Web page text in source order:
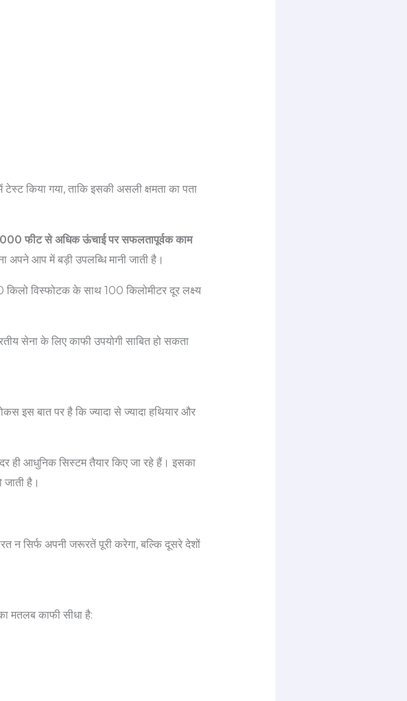
टेस्ट किया गया, ताकि इसकी असली क्षमता का पता
फीट से अधिक ऊंचाई पर सफलतापूर्वक काम
आप में बड़ी उपलब्धि मानी जाती है।
विस्फोटक के साथ 100 किलोमीटर दूर लक्ष्य
सेना के लिए काफी उपयोगी साबित हो सकता
इस बात पर है कि ज्यादा से ज्यादा हथियार और
ही आधुनिक सिस्टम तैयार किए जा रहे हैं। इसका
जाती है।
न सिर्फ अपनी जरूरतें पूरी करेगा, बल्कि दूसरे देशों
मतलब काफी सीधा है: